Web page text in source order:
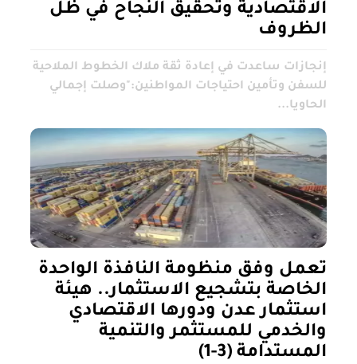
الاقتصادية وتحقيق النجاح في ظل
الظروف
إنجازات ساعدت في إعادة ثقة ملاك الخطوط الملاحية
للسفن وتأمين احتياجات المواطنين:"وصلت إجمالي
الحاويا...
تعمل وفق منظومة النافذة الواحدة
الخاصة بتشجيع الاستثمار.. هيئة
استثمار عدن ودورها الاقتصادي
والخدمي للمستثمر والتنمية
المستدامة (3-1)